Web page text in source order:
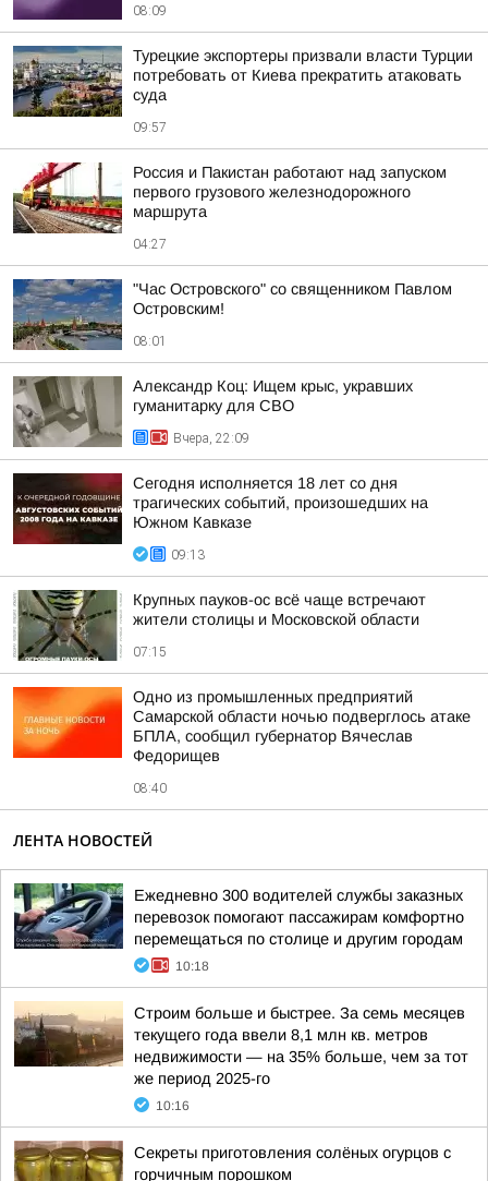
08:09
Турецкие экспортеры призвали власти Турции
потребовать от Киева прекратить атаковать
суда
09:57
Россия и Пакистан работают над запуском
первого грузового железнодорожного
маршрута
04:27
"Час Островского" со священником Павлом
Островским!
08:01
Александр Коц: Ищем крыс, укравших
гуманитарку для СВО
Вчера, 22:09
Сегодня исполняется 18 лет со дня
трагических событий, произошедших на
Южном Кавказе
09:13
Крупных пауков-ос всё чаще встречают
жители столицы и Московской области
07:15
Одно из промышленных предприятий
Самарской области ночью подверглось атаке
БПЛА, сообщил губернатор Вячеслав
Федорищев
08:40
ЛЕНТА НОВОСТЕЙ
Ежедневно 300 водителей службы заказных
перевозок помогают пассажирам комфортно
перемещаться по столице и другим городам
10:18
Строим больше и быстрее. За семь месяцев
текущего года ввели 8,1 млн кв. метров
недвижимости — на 35% больше, чем за тот
же период 2025-го
10:16
Секреты приготовления солёных огурцов с
горчичным порошком